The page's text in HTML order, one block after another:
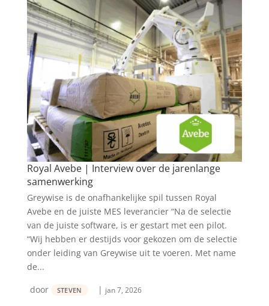
Royal Avebe | Interview over de jarenlange
samenwerking
door STEVEN | jan 7, 2026
Greywise is de onafhankelijke spil tussen Royal
Avebe en de juiste MES leverancier “Na de selectie
van de juiste software, is er gestart met een pilot.
“Wij hebben er destijds voor gekozen om de selectie
onder leiding van Greywise uit te voeren. Met name
de...